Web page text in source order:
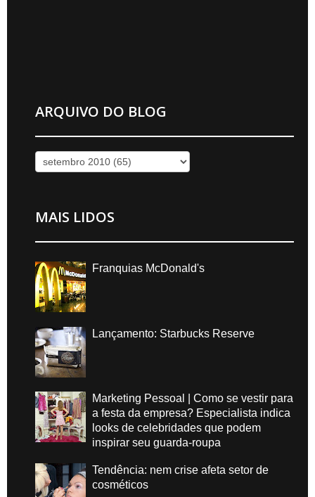
ARQUIVO DO BLOG
MAIS LIDOS
Franquias McDonald's
Lançamento: Starbucks Reserve
Marketing Pessoal | Como se vestir para
a festa da empresa? Especialista indica
looks de celebridades que podem
inspirar seu guarda-roupa
Tendência: nem crise afeta setor de
cosméticos